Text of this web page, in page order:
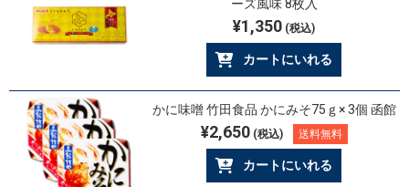
ーズ風味 8枚入
¥1,350 (税込)
カートにいれる
かに味噌 竹田食品 かにみそ75ｇ× 3個 函館
¥2,650(税込) 送料無料
カートにいれる